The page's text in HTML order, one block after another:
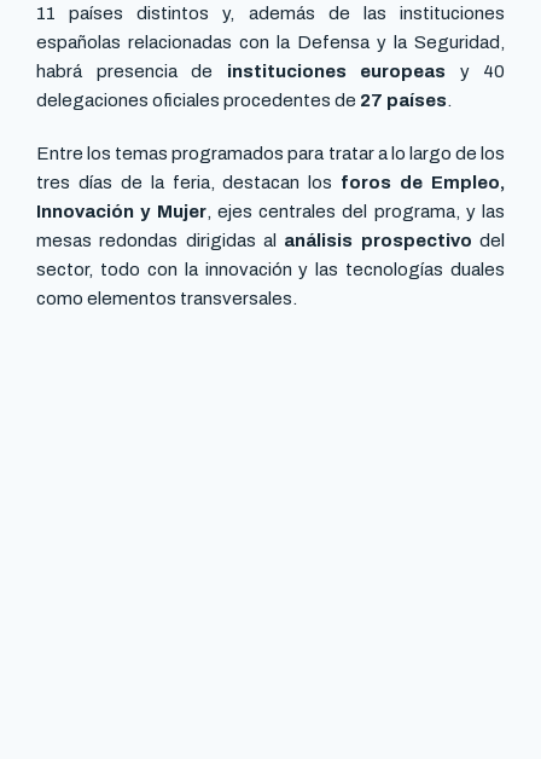
11 países distintos y, además de las instituciones
españolas relacionadas con la Defensa y la Seguridad,
habrá presencia de instituciones europeas y 40
delegaciones oficiales procedentes de 27 países
Entre los temas programados para tratar a lo largo de los
tres días de la feria, destacan los foros de Empleo,
Innovación y Mujer, ejes centrales del programa, y las
mesas redondas dirigidas al análisis prospectivo del
sector, todo con la innovación y las tecnologías duales
como elementos transversales.